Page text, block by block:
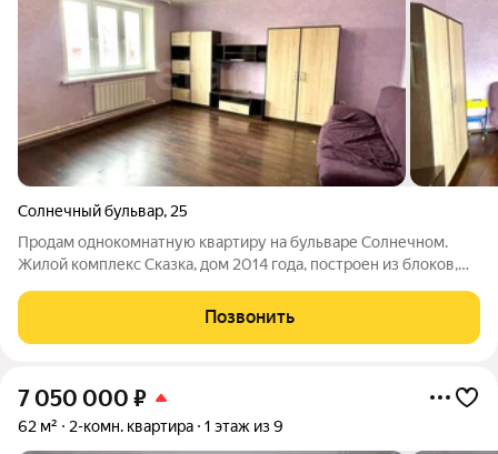
Солнечный бульвар, 25
Продам однокомнатную квартиру на бульваре Солнечном.
Жилой комплекс Сказка, дом 2014 года, построен из блоков,
втором этаже с косметическим ремонтом: натяжной потолок с
освещением, карнизы для
Позвонить
7 050 000 ₽
62 м² 2-комн. квартира 1 этаж из 9